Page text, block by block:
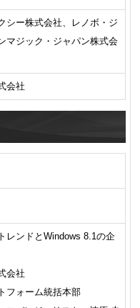
シー株式会社、レノボ・ジ
マジック・ジャパン株式会
会社
レンドとWindows 8.1の企
会社
フォーム統括本部